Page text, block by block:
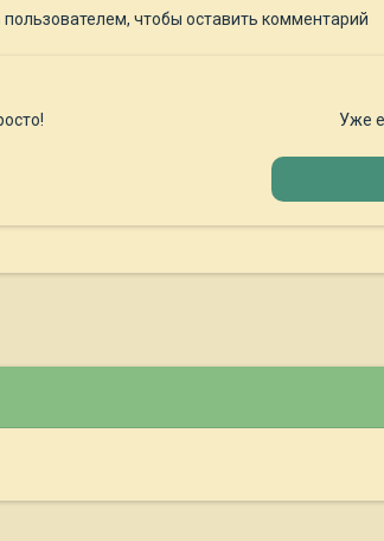
чтобы оставить комментарий
Уже